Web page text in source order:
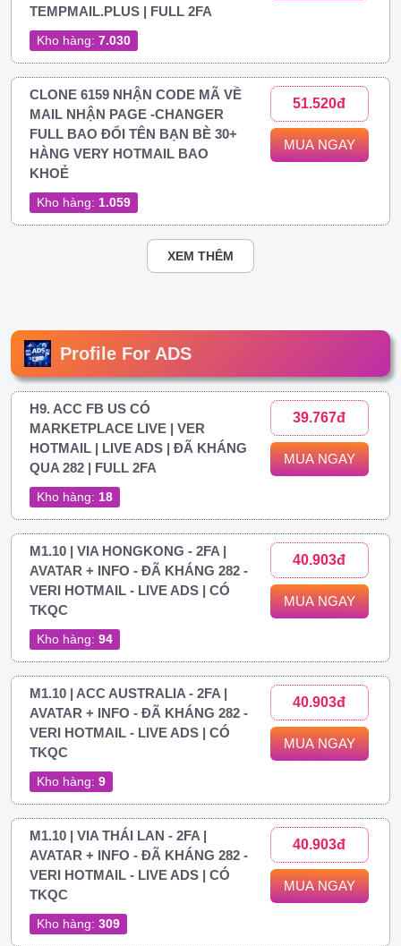
TEMPMAIL.PLUS | FULL 2FA
Kho hàng: 7.030
CLONE 6159 NHẬN CODE MÃ VỀ
MAIL NHẬN PAGE -CHANGER
FULL BAO ĐỔI TÊN BẠN BÈ 30+
HÀNG VERY HOTMAIL BAO
KHOẺ
Kho hàng: 1.059
51.520đ
MUA NGAY
XEM THÊM
Profile For ADS
H9. ACC FB US CÓ
MARKETPLACE LIVE | VER
HOTMAIL | LIVE ADS | ĐÃ KHÁNG
QUA 282 | FULL 2FA
Kho hàng: 18
39.767đ
MUA NGAY
M1.10 | VIA HONGKONG - 2FA |
AVATAR + INFO - ĐÃ KHÁNG 282 -
VERI HOTMAIL - LIVE ADS | CÓ
TKQC
Kho hàng: 94
40.903đ
MUA NGAY
M1.10 | ACC AUSTRALIA - 2FA |
AVATAR + INFO - ĐÃ KHÁNG 282 -
VERI HOTMAIL - LIVE ADS | CÓ
TKQC
Kho hàng: 9
40.903đ
MUA NGAY
M1.10 | VIA THÁI LAN - 2FA |
AVATAR + INFO - ĐÃ KHÁNG 282 -
VERI HOTMAIL - LIVE ADS | CÓ
TKQC
Kho hàng: 309
40.903đ
MUA NGAY